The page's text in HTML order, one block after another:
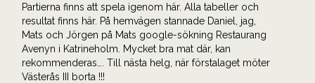
Partierna finns att spela igenom här. Alla tabeller och
resultat finns här. På hemvägen stannade Daniel, jag,
Mats och Jörgen på Mats google-sökning Restaurang
Avenyn i Katrineholm. Mycket bra mat där, kan
rekommenderas…. Till nästa helg, när förstalaget möter
Västerås III borta !!!